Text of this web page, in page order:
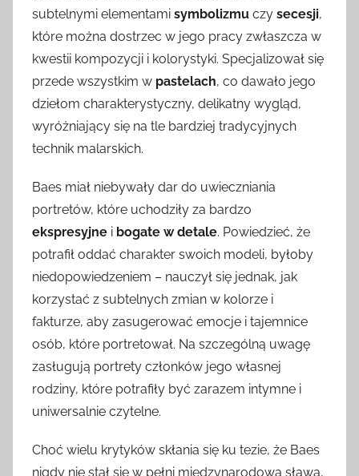
subtelnymi elementami symbolizmu czy secesji,
które można dostrzec w jego pracy zwłaszcza w
kwestii kompozycji i kolorystyki. Specjalizował się
przede wszystkim w pastelach, co dawało jego
dziełom charakterystyczny, delikatny wygląd,
wyróżniający się na tle bardziej tradycyjnych
technik malarskich.
Baes miał niebywały dar do uwieczniania
portretów, które uchodziły za bardzo
ekspresyjne i bogate w detale. Powiedzieć, że
potrafił oddać charakter swoich modeli, byłoby
niedopowiedzeniem – nauczył się jednak, jak
korzystać z subtelnych zmian w kolorze i
fakturze, aby zasugerować emocje i tajemnice
osób, które portretował. Na szczególną uwagę
zasługują portrety członków jego własnej
rodziny, które potrafiły być zarazem intymne i
uniwersalnie czytelne.
Choć wielu krytyków skłania się ku tezie, że Baes
nigdy nie stał się w pełni międzynarodową sławą,